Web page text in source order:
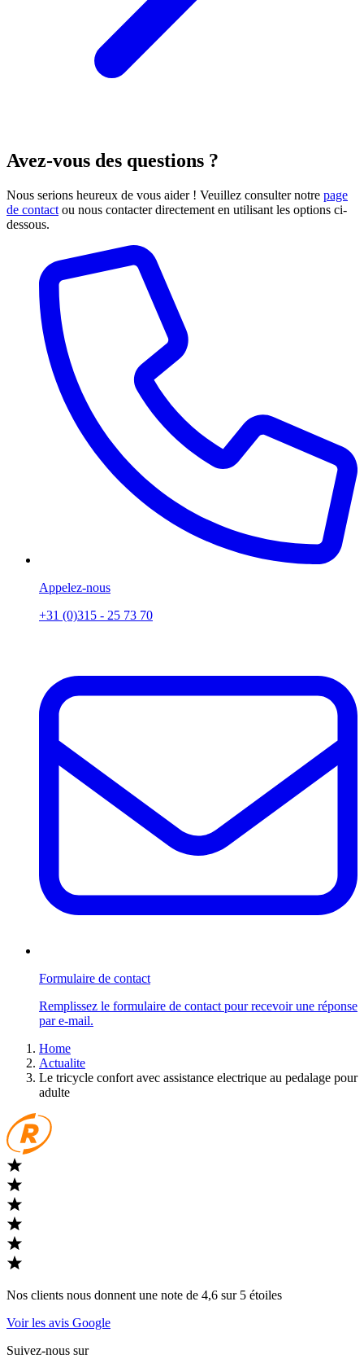
Avez-vous des questions ?
Nous serions heureux de vous aider ! Veuillez consulter notre page
de contact ou nous contacter directement en utilisant les options ci-
dessous.
Appelez-nous
+31 (0)315 - 25 73 70
Formulaire de contact
Remplissez le formulaire de contact pour recevoir une réponse
par e-mail.
Home
Actualite
Le tricycle confort avec assistance electrique au pedalage pour
adulte
Nos clients nous donnent une note de 4,6 sur 5 étoiles
Voir les avis Google
Suivez-nous sur